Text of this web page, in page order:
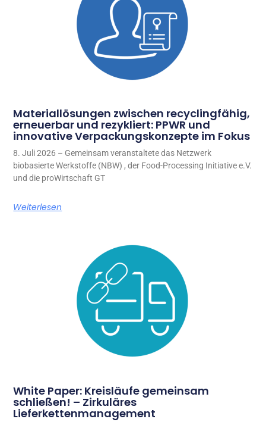
Materiallösungen zwischen recyclingfähig,
erneuerbar und rezykliert: PPWR und
innovative Verpackungskonzepte im Fokus
8. Juli 2026 – Gemeinsam veranstaltete das Netzwerk
biobasierte Werkstoffe (NBW) , der Food-Processing Initiative e.V.
und die proWirtschaft GT
Weiterlesen
White Paper: Kreisläufe gemeinsam
schließen! – Zirkuläres
Lieferkettenmanagement